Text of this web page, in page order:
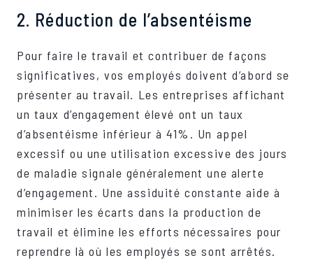
2. Réduction de l’absentéisme
Pour faire le travail et contribuer de façons
significatives, vos employés doivent d’abord se
présenter au travail. Les entreprises affichant
un taux d’engagement élevé ont un taux
d’absentéisme inférieur à 41%. Un appel
excessif ou une utilisation excessive des jours
de maladie signale généralement une alerte
d’engagement. Une assiduité constante aide à
minimiser les écarts dans la production de
travail et élimine les efforts nécessaires pour
reprendre là où les employés se sont arrêtés.